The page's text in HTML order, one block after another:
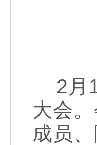
2月
大会
成员